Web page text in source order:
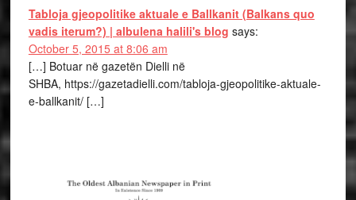
Tabloja gjeopolitike aktuale e Ballkanit (Balkans quo
vadis iterum?) | albulena halili's blog says:
October 5, 2015 at 8:06 am
[…] Botuar në gazetën Dielli në
SHBA, https://gazetadielli.com/tabloja-gjeopolitike-aktuale-
e-ballkanit/ […]